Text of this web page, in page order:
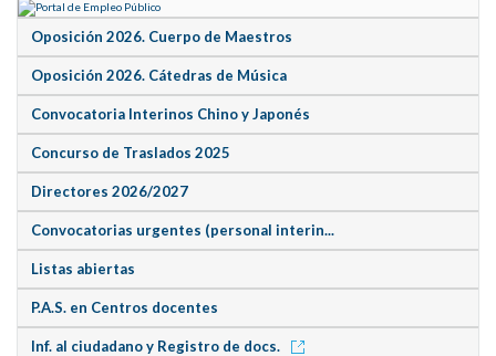
Oposición 2026. Cuerpo de Maestros
Oposición 2026. Cátedras de Música
Convocatoria Interinos Chino y Japonés
Concurso de Traslados 2025
Directores 2026/2027
Convocatorias urgentes (personal interin...
Listas abiertas
P.A.S. en Centros docentes
Inf. al ciudadano y Registro de docs.